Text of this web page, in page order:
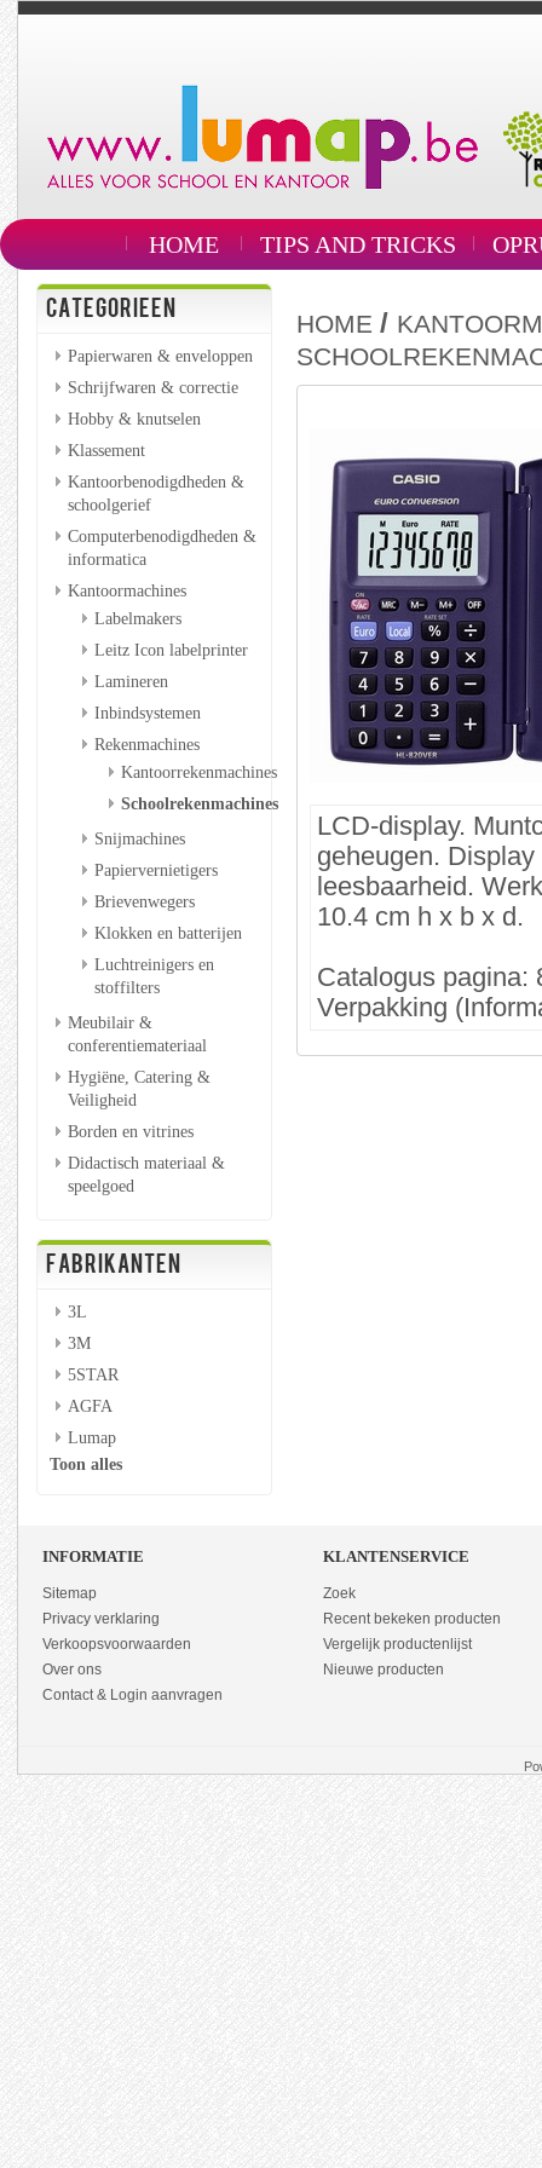
HOME TIPS AND TRICKS
CATEGORIEEN
Papierwaren & enveloppen
Schrijfwaren & correctie
Hobby & knutselen
Klassement
Kantoorbenodigdheden &
schoolgerief
Computerbenodigdheden &
informatica
Kantoormachines
Labelmakers
Leitz Icon labelprinter
Lamineren
Inbindsystemen
Rekenmachines
Kantoorrekenmachines
Schoolrekenmachines
Snijmachines
Papiervernietigers
Brievenwegers
Klokken en batterijen
Luchtreinigers en
stoffilters
Meubilair &
conferentiemateriaal
Hygiëne, Catering &
Veiligheid
Borden en vitrines
Didactisch materiaal &
speelgoed
FABRIKANTEN
3L
3M
5STAR
AGFA
Lumap
Toon alles
HOME /
LCD-display.
geheugen.
leesbaarheid.
10.4 cm h x b x d.
Catalogus pagina:
Verpakking
INFORMATIE
Sitemap
Privacy verklaring
Verkoopsvoorwaarden
Over ons
Contact & Login aanvragen
KLANTENSERVICE
Zoek
Recent bekeken producten
Vergelijk productenlijst
Nieuwe producten